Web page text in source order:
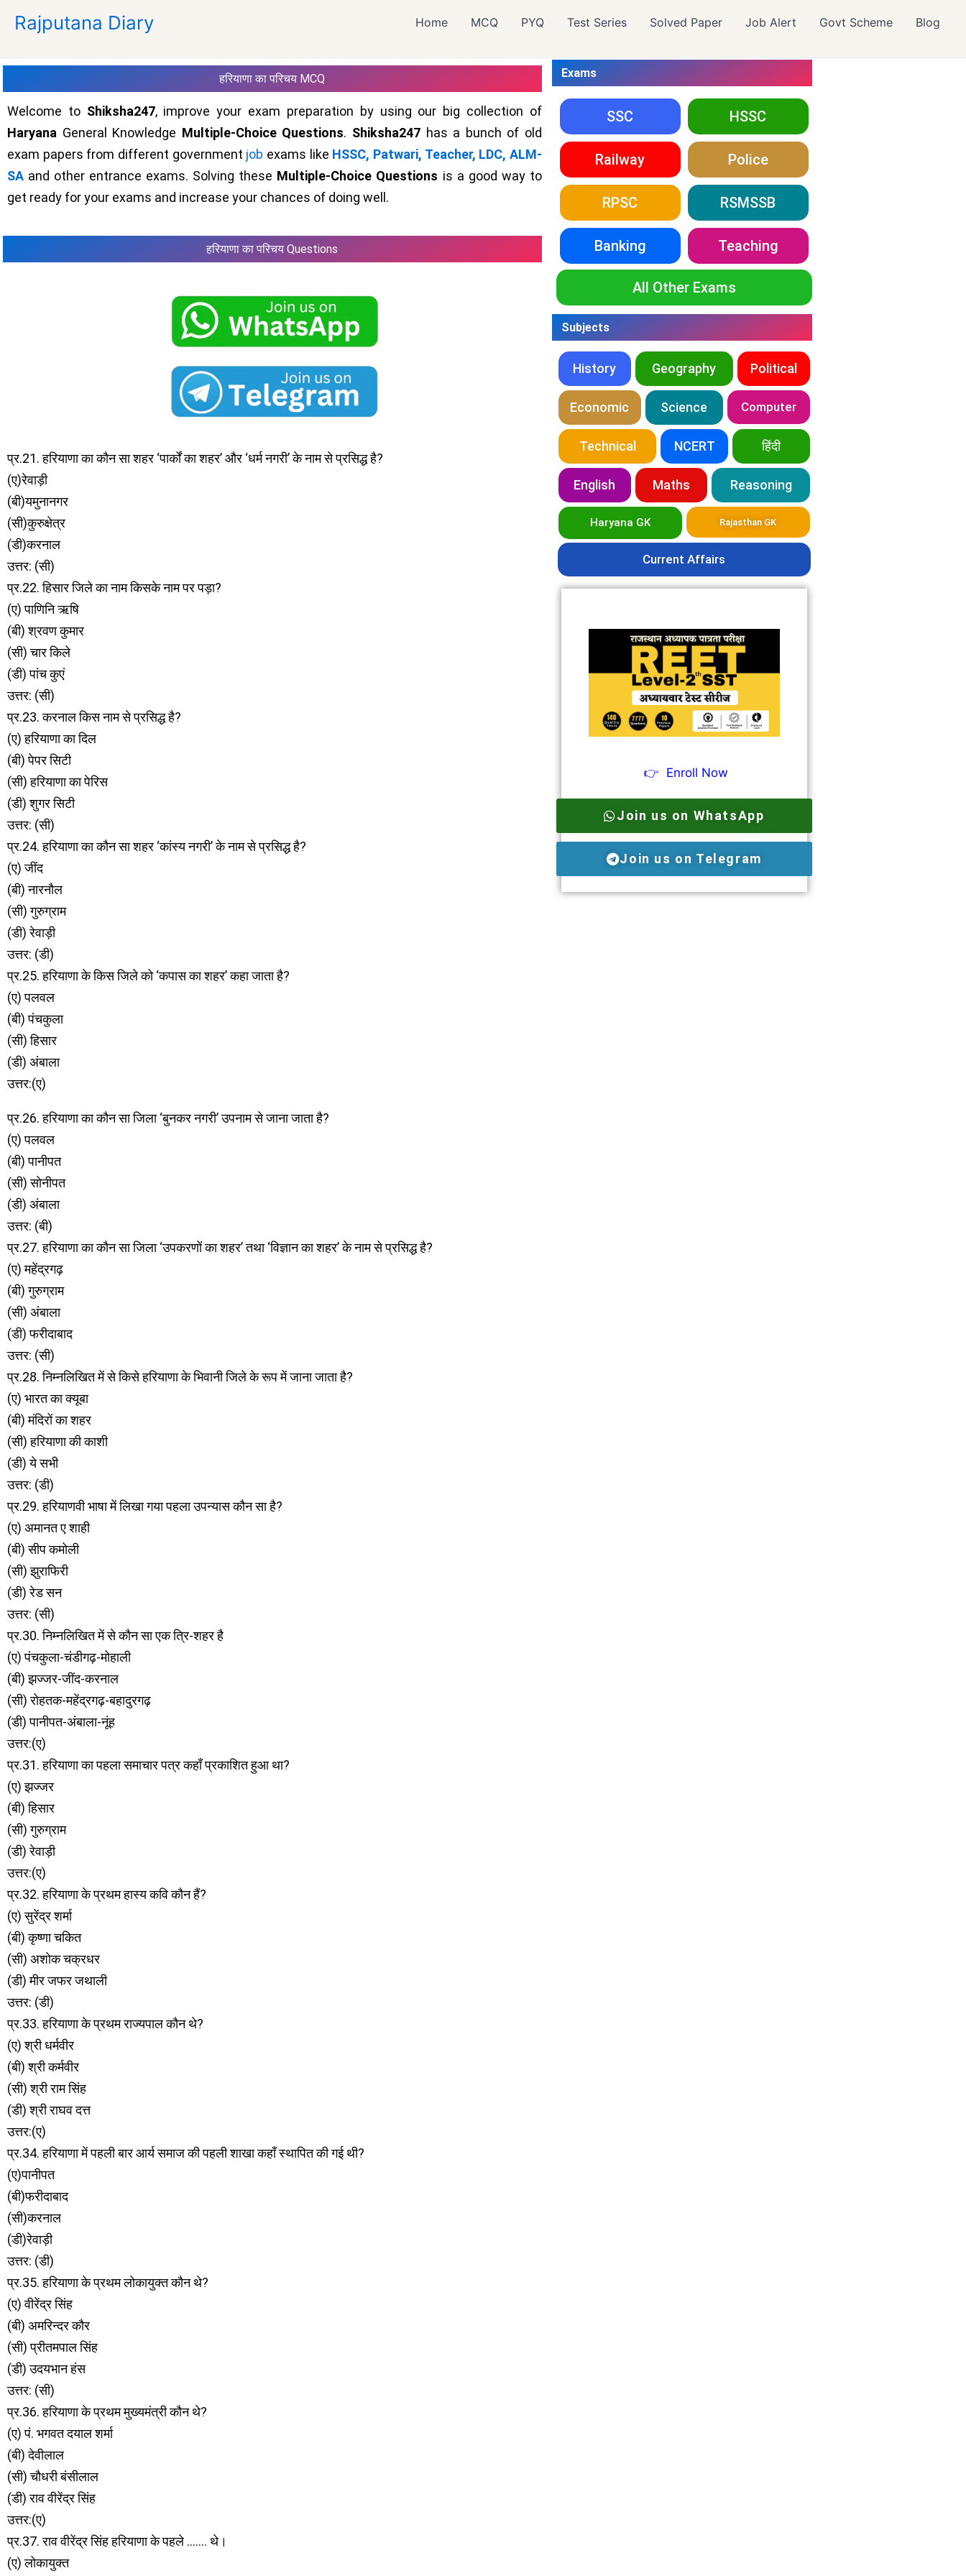
Rajputana Diary Home MCQ PYQ Test Series Solved Paper Job Alert Govt Scheme Blog
हरियाणा का परिचय MCQ
Welcome to Shiksha247, improve your exam preparation by using our big collection of
Haryana General Knowledge Multiple-Choice Questions. Shiksha247has a bunch of old
exam papers from different government job exams like HSSC, Patwari, Teacher, LDC, ALM-
SA and other entrance exams. Solving these Multiple-Choice Questions is a good way to
get ready for your exams and increase your chances of doing well.
हरियाणा का परिचयQuestions
प्र.21. हरियाणा का कौन सा शहर ‘पार्कों का शहर’ और ‘धर्म नगरी’ के नाम से प्रसिद्ध है?
(ए)रेवाड़ी
(बी)यमुनानगर
(सी)कुरुक्षेत्र
(डी)करनाल
उत्तर: (सी)
प्र.22. हिसार जिले का नाम किसके नाम पर पड़ा?
(ए) पाणिनि ऋषि
(बी) श्रवण कुमार
(सी) चार किले
(डी) पांच कुएं
उत्तर: (सी)
प्र.23. करनाल किस नाम से प्रसिद्ध है?
(ए) हरियाणा का दिल
(बी) पेपर सिटी
(सी) हरियाणा का पेरिस
(डी) शुगर सिटी
उत्तर: (सी)
प्र.24. हरियाणा का कौन सा शहर ‘कांस्य नगरी’ के नाम से प्रसिद्ध है?
(ए) जींद
(बी) नारनौल
(सी) गुरुग्राम
(डी) रेवाड़ी
उत्तर: (डी)
प्र.25. हरियाणा के किस जिले को ‘कपास का शहर’ कहा जाता है?
(ए) पलवल
(बी) पंचकुला
(सी) हिसार
(डी) अंबाला
उत्तर:(ए)
प्र.26. हरियाणा का कौन सा जिला ‘बुनकर नगरी’ उपनाम से जाना जाता है?
(ए) पलवल
(बी) पानीपत
(सी) सोनीपत
(डी) अंबाला
उत्तर: (बी)
प्र.27. हरियाणा का कौन सा जिला ‘उपकरणों का शहर’ तथा ‘विज्ञान का शहर’ के नाम से प्रसिद्ध है?
(ए) महेंद्रगढ़
(बी) गुरुग्राम
(सी) अंबाला
(डी) फरीदाबाद
उत्तर: (सी)
प्र.28. निम्नलिखित में से किसे हरियाणा के भिवानी जिले के रूप में जाना जाता है?
(ए) भारत का क्यूबा
(बी) मंदिरों का शहर
(सी) हरियाणा की काशी
(डी) ये सभी
उत्तर: (डी)
प्र.29. हरियाणवी भाषा में लिखा गया पहला उपन्यास कौन सा है?
(ए) अमानत ए शाही
(बी) सीप कमोली
(सी) झुराफिरी
(डी) रेड सन
उत्तर: (सी)
प्र.30. निम्नलिखित में से कौन सा एक त्रि-शहर है
(ए) पंचकुला-चंडीगढ़-मोहाली
(बी) झज्जर-जींद-करनाल
(सी) रोहतक-महेंद्रगढ़-बहादुरगढ़
(डी) पानीपत-अंबाला-नूंह
उत्तर:(ए)
प्र.31. हरियाणा का पहला समाचार पत्र कहाँ प्रकाशित हुआ था?
(ए) झज्जर
(बी) हिसार
(सी) गुरुग्राम
(डी) रेवाड़ी
उत्तर:(ए)
प्र.32. हरियाणा के प्रथम हास्य कवि कौन हैं?
(ए) सुरेंद्र शर्मा
(बी) कृष्णा चकित
(सी) अशोक चक्रधर
(डी) मीर जफर जथाली
उत्तर: (डी)
प्र.33. हरियाणा के प्रथम राज्यपाल कौन थे?
(ए) श्री धर्मवीर
(बी) श्री कर्मवीर
(सी) श्री राम सिंह
(डी) श्री राघव दत्त
उत्तर:(ए)
प्र.34. हरियाणा में पहली बार आर्य समाज की पहली शाखा कहाँ स्थापित की गई थी?
(ए)पानीपत
(बी)फरीदाबाद
(सी)करनाल
(डी)रेवाड़ी
उत्तर: (डी)
प्र.35. हरियाणा के प्रथम लोकायुक्त कौन थे?
(ए) वीरेंद्र सिंह
(बी) अमरिन्दर कौर
(सी) प्रीतमपाल सिंह
(डी) उदयभान हंस
उत्तर: (सी)
प्र.36. हरियाणा के प्रथम मुख्यमंत्री कौन थे?
(ए) पं. भगवत दयाल शर्मा
(बी) देवीलाल
(सी) चौधरी बंसीलाल
(डी) राव वीरेंद्र सिंह
उत्तर:(ए)
प्र.37. राव वीरेंद्र सिंह हरियाणा के पहले ……. थे।
(ए) लोकायुक्त
Exams
SSC HSSC
Railway Police
RPSC RSMSSB
Banking Teaching
All Other Exams
Subjects
History Geography Political
Economic Science Computer
Technical NCERT हिंदी
English Maths Reasoning
Haryana GK Rajasthan GK
Current Affairs
👉 Enroll Now
Join us on WhatsApp
Join us on Telegram